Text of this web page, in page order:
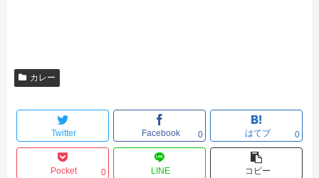
カレー
Twitter Facebook 0 はてブ 0
Pocket 0 LINE コピー